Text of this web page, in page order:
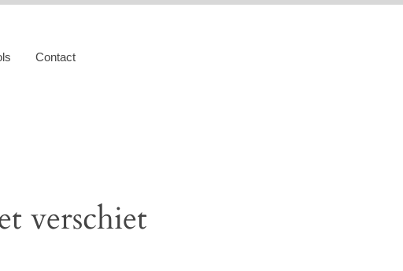
Contact
verschiet